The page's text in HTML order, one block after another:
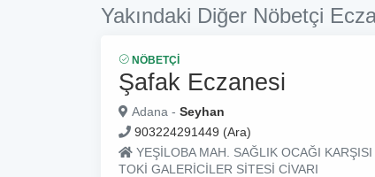
Yakındaki Diğer Nöbetçi
NÖBETÇI
Şafak Eczanesi
Adana - Seyhan
903224291449 (Ara)
YEŞİLOBA MAH. SAĞLIK OCAĞI KARŞISI
TOKİ GALERİCİLER SİTESİ CİVARI